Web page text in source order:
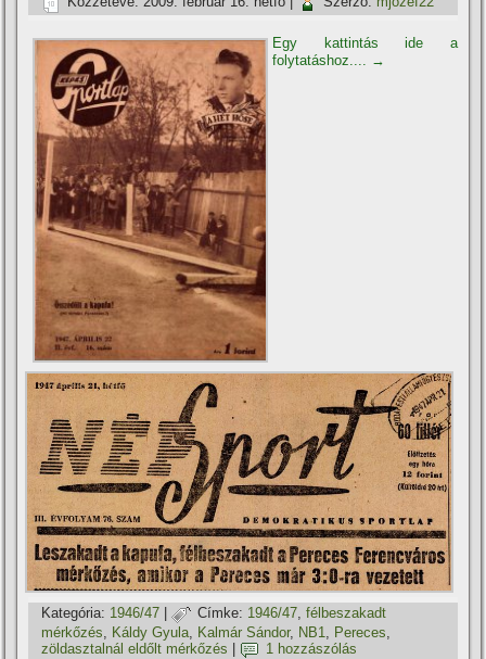
Egy kattintás ide a
folytatáshoz....
→
Kategória: 1946/47 | Címke: 1946/47,félbeszakadt
mérkőzés
Káldy Gyula Kalmár Sándor, NB1 Pereces
zöldasztalnál eldőlt mérkőzés
1 hozzászólás